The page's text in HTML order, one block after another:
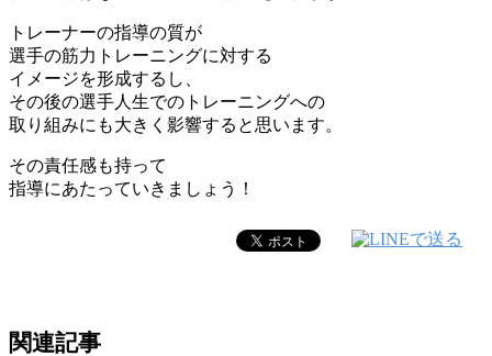
トレーナーの指導の質が
選手の筋力トレーニングに対する
イメージを形成するし、
その後の選手人生でのトレーニングへの
取り組みにも大きく影響すると思います。
その責任感も持って
指導にあたっていきましょう！
関連記事